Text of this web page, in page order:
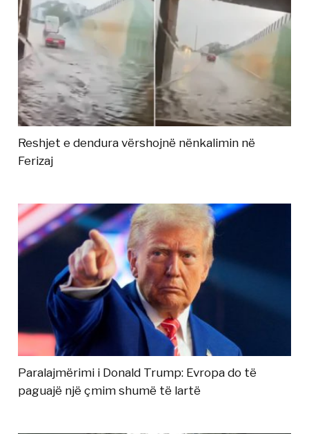
Reshjet e dendura vërshojnë nënkalimin në
Ferizaj
Paralajmërimi i Donald Trump: Evropa do të
paguajë një çmim shumë të lartë